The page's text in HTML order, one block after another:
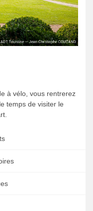
à vélo, vous rentrerez
temps de visiter le